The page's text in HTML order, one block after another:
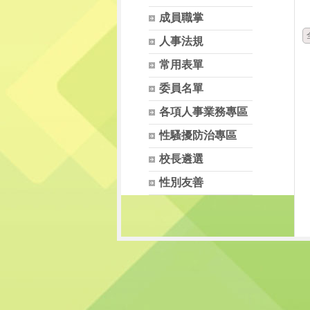
成員職掌
人事法規
常用表單
委員名單
各項人事業務專區
性騷擾防治專區
校長遴選
性別友善